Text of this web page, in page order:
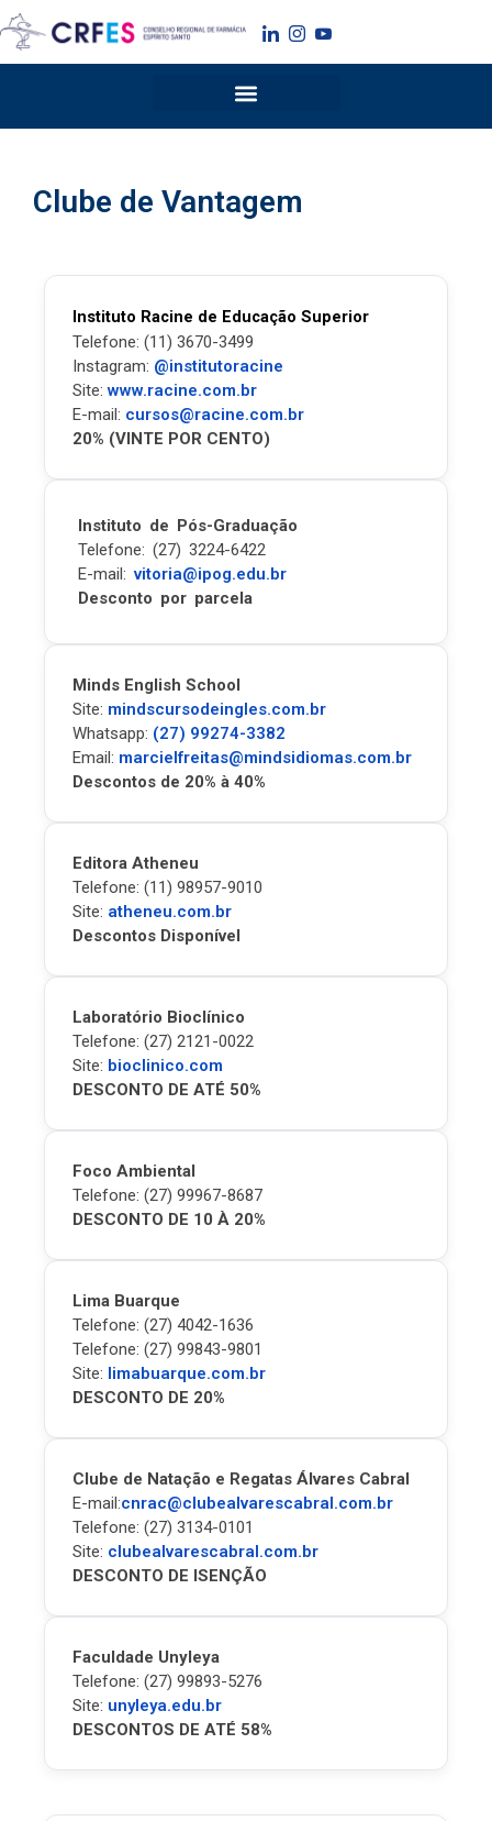
para
o
Clube de Vantagem
Instituto Racine de Educação Superior
Telefone: (11) 3670-3499
Instagram: @institutoracine
Site:www.racine.com.br
E-mail: cursos@racine.com.br
20% (VINTE POR CENTO)
Instituto de Pós-Graduação
Telefone: (27) 3224-6422
E-mail:vitoria@ipog.edu.br
Desconto por parcela
Minds English School
Site: mindscursodeingles.com.br
Whatsapp: (27) 99274-3382
Email: marcielfreitas@mindsidiomas.com.br
Descontos de 20% à 40%
Editora Atheneu
Telefone: (11) 98957-9010
Site: atheneu.com.br
Descontos Disponível
Laboratório Bioclínico
Telefone: (27) 2121-0022
Site: bioclinico.com
DESCONTO DE ATÉ 50%
Foco Ambiental
Telefone: (27) 99967-8687
DESCONTO DE 10 À 20%
Lima Buarque
Telefone: (27) 4042-1636
Telefone: (27) 99843-9801
Site: limabuarque.com.br
DESCONTO DE 20%
Clube de Natação e Regatas Álvares Cabral
E-mail:cnrac@clubealvarescabral.com.br
Telefone: (27) 3134-0101
Site: clubealvarescabral.com.br
DESCONTO DE ISENÇÃO
Faculdade Unyleya
Telefone: (27) 99893-5276
Site: unyleya.edu.br
DESCONTOS DE ATÉ 58%